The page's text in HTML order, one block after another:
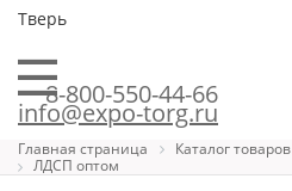
Тверь
8-800-550-44-66
info@expo-torg.ru
Главная страница Каталог товаров
ЛДСП оптом